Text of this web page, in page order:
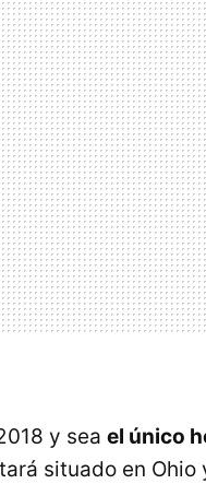
y sea el único
situado en Ohio